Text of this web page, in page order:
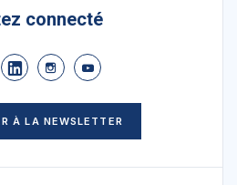
connecté
À LA NEWSLETTER